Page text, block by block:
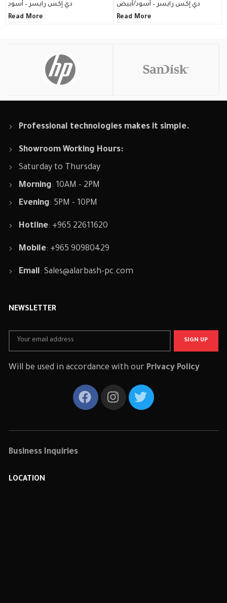
دي إكس رايسر – أسود
Read More
دي إكس رايسر – أسود/أبيض
Read More
Professional technologies makes it simple.
Showroom Working Hours:
Saturday to Thursday
Morning: 10AM - 2PM
Evening: 5PM - 10PM
Hotline: +965 22611620
Mobile: +965 90980429
Email:Sales@alarbash-pc.com
NEWSLETTER
Will be used in accordance with our Privacy Policy
Business Inquiries
LOCATION